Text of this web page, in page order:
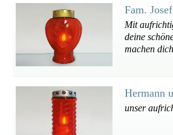
Fam.
Mit
deine
machen
Hermann
unser